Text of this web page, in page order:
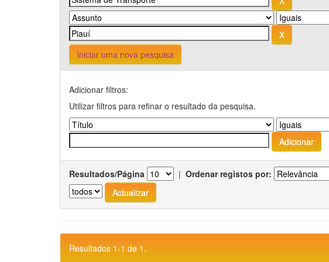
Iniciar uma nova pesquisa
Adicionar filtros:
Utilizar filtros para refinar o resultado da pesquisa.
Resultados/Página | Ordenar registos por:
Resultados 1-1 de 1.